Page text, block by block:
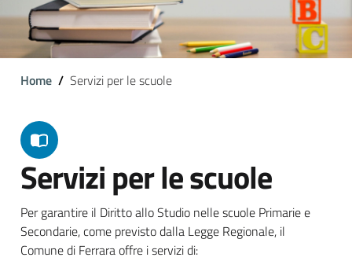
Home Servizi per le scuole
Servizi per le scuole
Per garantire il Diritto allo Studio nelle scuole Primarie e
Secondarie, come previsto dalla Legge Regionale, il
Comune di Ferrara offre i servizi di: